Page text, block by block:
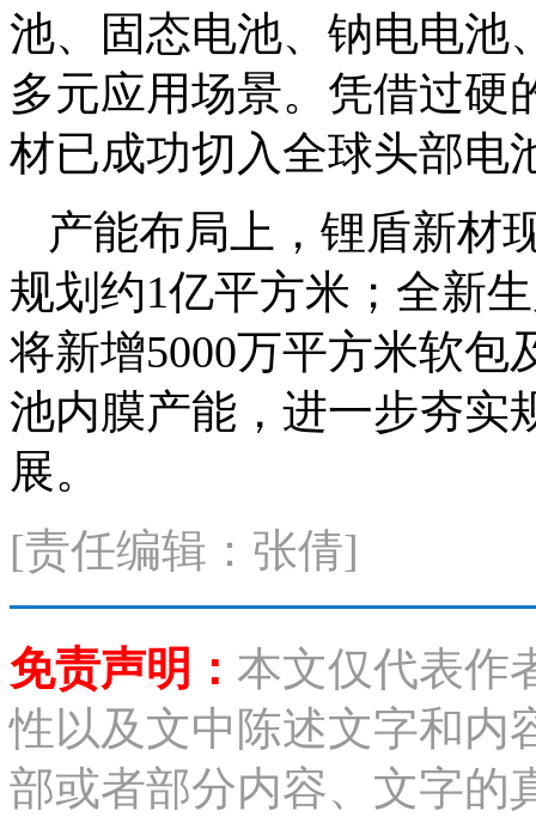
池、固态电池、钠电电池
多元应用场景。凭借过硬
材已成功切入全球头部电
产能布局上，锂盾新材
规划约1亿平方米；全新
将新增5000万平方米软包
池内膜产能，进一步夯实
展。
[责任编辑：张倩]
免责声明： 本文仅代表作
性以及文中陈述文字和内
部或者部分内容、文字的